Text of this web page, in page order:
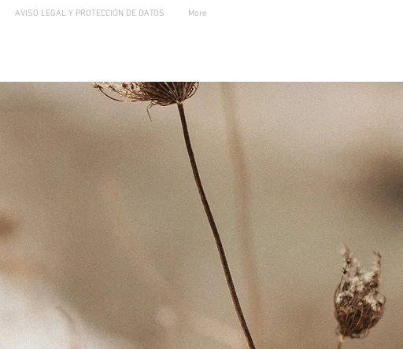
AVISO LEGAL Y PROTECCIÓN DE DATOS More